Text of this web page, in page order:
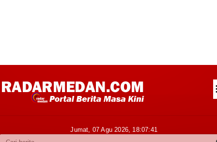
Kabupaten Karo
Jumat, 07 Agu 2026, 18:07:43